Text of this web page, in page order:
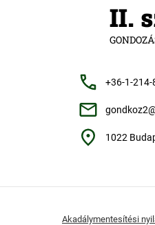
II.
+36-1-214-
1022
Akadálymentesítési